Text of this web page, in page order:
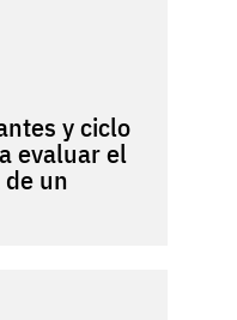
y ciclo
evaluar el
un